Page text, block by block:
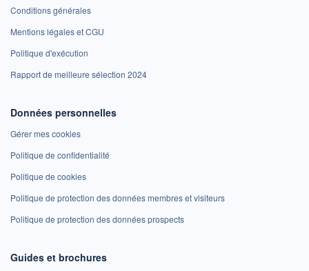
Conditions générales
Mentions légales et CGU
Politique d'exécution
Rapport de meilleure sélection 2024
Données personnelles
Gérer mes cookies
Politique de confidentialité
Politique de cookies
Politique de protection des données membres et visiteurs
Politique de protection des données prospects
Guides et brochures